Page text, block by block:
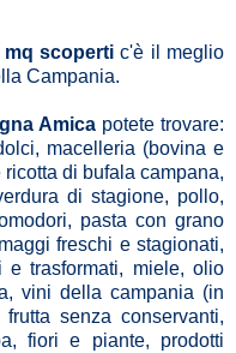
mq scopertic'è il meglio
Campania.
Amicapotete trovare:
macelleria (bovina e
di bufala campana,
di stagione, pollo,
pasta con grano
freschi e stagionati,
trasformati, miele, olio
vini della campania (in
senza conservanti,
fiori e piante, prodotti